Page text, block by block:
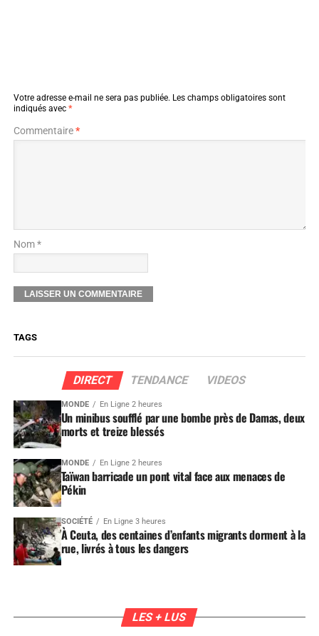
Votre adresse e-mail ne sera pas publiée. Les champs obligatoires sont
indiqués avec *
Commentaire*
Nom *
TAGS
DIRECT TENDANCE VIDEOS
MONDE En Ligne 2 heures
Un minibus soufflé par une bombe près de Damas, deux
morts et treize blessés
MONDE En Ligne 2 heures
Taïwan barricade un pont vital face aux menaces de
Pékin
SOCIÉTÉ En Ligne 3 heures
À Ceuta, des centaines d’enfants migrants dorment à la
rue, livrés à tous les dangers
LES + LUS